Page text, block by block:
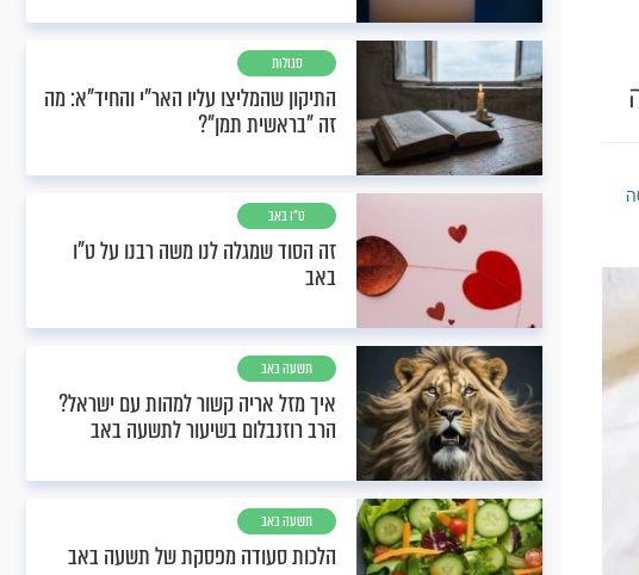
סגולות
התיקון שהמליצו עליו האר"י והחיד"א: מה
זה "בראשית תמן"?
ט"ו באב
זה הסוד שמגלה לנו משה רבנו על ט"ו
באב
תשעה באב
איך מזל אריה קשור למהות עם ישראל?
הרב רוזנבלום בשיעור לתשעה באב
תשעה באב
הלכות סעודה מפסקת של תשעה באב